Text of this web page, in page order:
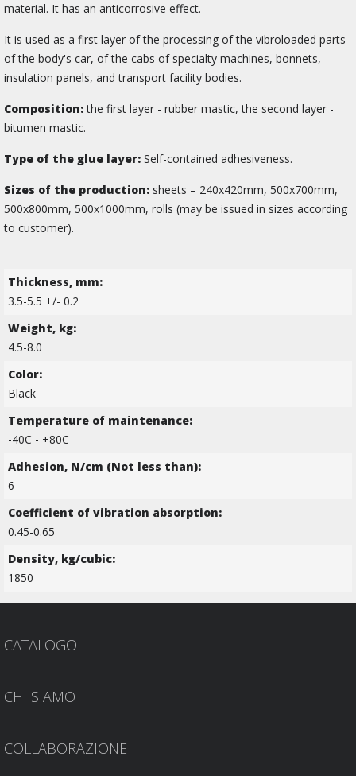
material. It has an anticorrosive effect.
It is used as a first layer of the processing of the vibroloaded parts
of the body's car, of the cabs of specialty machines, bonnets,
insulation panels, and transport facility bodies.
Composition:the first layer - rubber mastic, the second layer -
bitumen mastic.
Type of the glue layer: Self-contained adhesiveness.
Sizes of the production: sheets – 240х420mm, 500х700mm,
500х800mm, 500х1000mm, rolls (may be issued in sizes according
to customer).
Thickness, mm:
3.5-5.5 +/- 0.2
Weight, kg:
4.5-8.0
Color:
Black
Temperature of maintenance:
-40C - +80С
Adhesion, N/cm (Not less than):
6
Coefficient of vibration absorption:
0.45-0.65
Density, kg/cubic:
1850
CATALOGO
CHI SIAMO
COLLABORAZIONE